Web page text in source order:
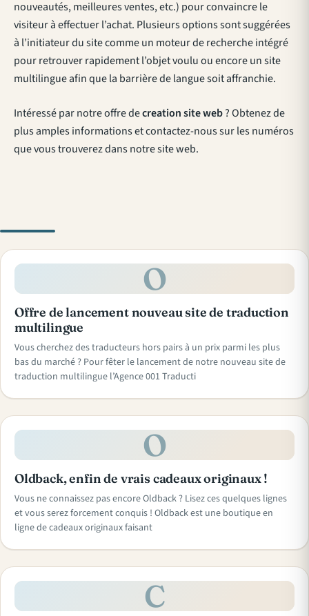
nouveautés, meilleures ventes, etc.) pour convaincre le
visiteur à effectuer l’achat. Plusieurs options sont suggérées
à l’initiateur du site comme un moteur de recherche intégré
pour retrouver rapidement l’objet voulu ou encore un site
multilingue afin que la barrière de langue soit affranchie.
Intéressé par notre offre decreation site web? Obtenez de
plus amples informations et contactez-nous sur les numéros
que vous trouverez dans notre site web.
O
Offre de lancement nouveau site de traduction
multilingue
Vous cherchez des traducteurs hors pairs à un prix parmi les plus
bas du marché ? Pour fêter le lancement de notre nouveau site de
traduction multilingue l’Agence 001 Traducti
O
Oldback, enfin de vrais cadeaux originaux !
Vous ne connaissez pas encore Oldback ? Lisez ces quelques lignes
et vous serez forcement conquis ! Oldback est une boutique en
ligne de cadeaux originaux faisant
C